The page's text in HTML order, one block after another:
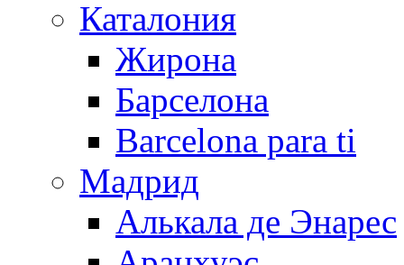
Каталония
Жирона
Барселона
Barcelona para ti
Мадрид
Алькала де Энарес